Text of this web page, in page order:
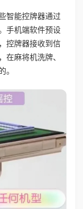
智能控牌器通过
手机端软件预设
控牌器接收到信
在麻将机洗牌、
。